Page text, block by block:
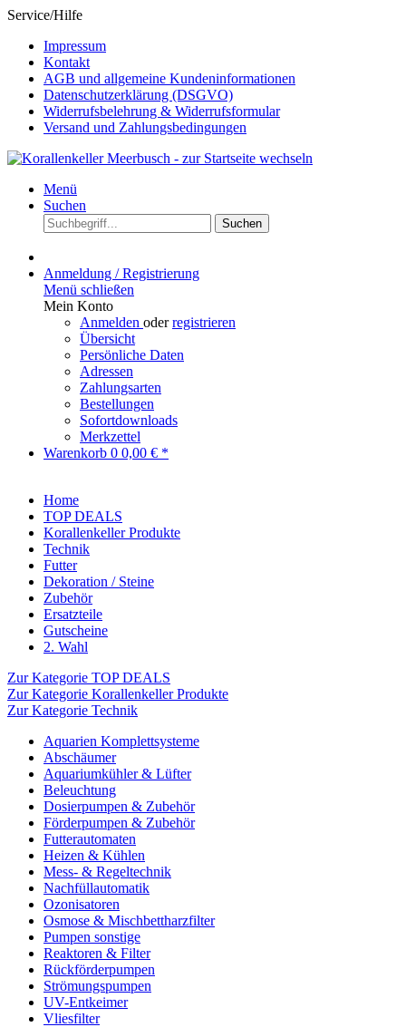
Service/Hilfe
Impressum
Kontakt
AGB und allgemeine Kundeninformationen
Datenschutzerklärung (DSGVO)
Widerrufsbelehrung & Widerrufsformular
Versand und Zahlungsbedingungen
Menü
Suchen
Suchen
Anmeldung / Registrierung
Menü schließen
Mein Konto
Anmelden oderregistrieren
Übersicht
Persönliche Daten
Adressen
Zahlungsarten
Bestellungen
Sofortdownloads
Merkzettel
Warenkorb 0 0,00 € *
Home
TOP DEALS
Korallenkeller Produkte
Technik
Futter
Dekoration / Steine
Zubehör
Ersatzteile
Gutscheine
2. Wahl
Zur Kategorie TOP DEALS
Zur Kategorie Korallenkeller Produkte
Zur Kategorie Technik
Aquarien Komplettsysteme
Abschäumer
Aquariumkühler & Lüfter
Beleuchtung
Dosierpumpen & Zubehör
Förderpumpen & Zubehör
Futterautomaten
Heizen & Kühlen
Mess- & Regeltechnik
Nachfüllautomatik
Ozonisatoren
Osmose & Mischbettharzfilter
Pumpen sonstige
Reaktoren & Filter
Rückförderpumpen
Strömungspumpen
UV-Entkeimer
Vliesfilter